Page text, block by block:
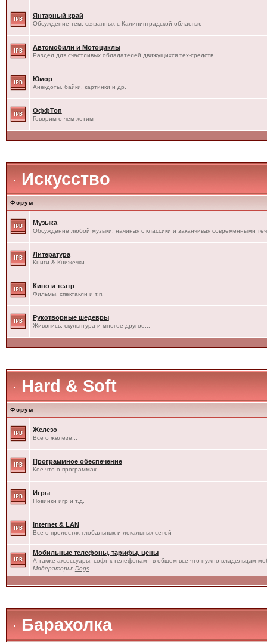
Янтарный край
Обсуждение тем, связанных с Калининградской областью
Автомобили и Мотоциклы
Раздел для счастливых обладателей движущихся тех-средств
Юмор
Анекдоты, байки, картинки и др.
ОффТоп
Говорим о чем хотим
Искусство
Форум
Музыка
Обсуждение любой музыки, начиная с классики и заканчивая современными
Литература
Книги & Книжечки
Кино и театр
Фильмы, спектакли и т.п.
Рукотворные шедевры
Живопись, скульптура и многое другое...
Hard & Soft
Форум
Железо
Все о железе...
Программное обеспечение
Кое-что о программах...
Игры
Новинки игр и т.д.
Internet & LAN
Все о прелестях глобальных и локальных сетей
Мобильные телефоны, тарифы, цены
А также аксессуары, софт к телефонам - в общем все что нужно владельцам
Модераторы: Dogs
Барахолка